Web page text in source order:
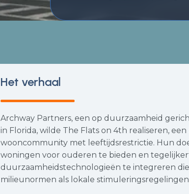
Het verhaal
Archway Partners, een op duurzaamheid
in Florida, wilde The Flats on 4th realiseren,
wooncommunity met leeftijdsrestrictie. Hun
woningen voor ouderen te bieden en
duurzaamheidstechnologieën te integreren die
milieunormen als lokale